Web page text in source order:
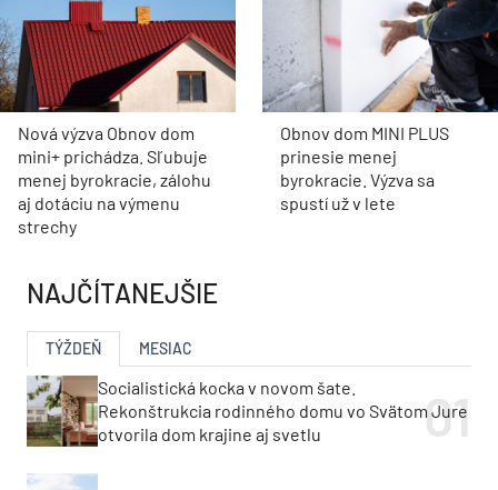
Nová výzva Obnov dom
mini+ prichádza. Sľubuje
menej byrokracie, zálohu
aj dotáciu na výmenu
strechy
Obnov dom MINI PLUS
prinesie menej
byrokracie. Výzva sa
spustí už v lete
NAJČÍTANEJŠIE
TÝŽDEŇ MESIAC
Socialistická kocka v novom šate.
Rekonštrukcia rodinného domu vo Svätom Jure
otvorila dom krajine aj svetlu